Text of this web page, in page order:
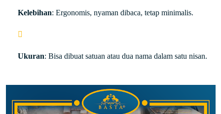
Kelebihan: Ergonomis, nyaman dibaca, tetap minimalis.
Ukuran: Bisa dibuat satuan atau dua nama dalam satu nisan.